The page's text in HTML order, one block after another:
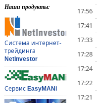
Наши продукты:
Система интернет-
трейдинга
NetInvestor
Сервис EasyMANi
17:56
17:41
17:33
17:28
17:24
17:22
17:21